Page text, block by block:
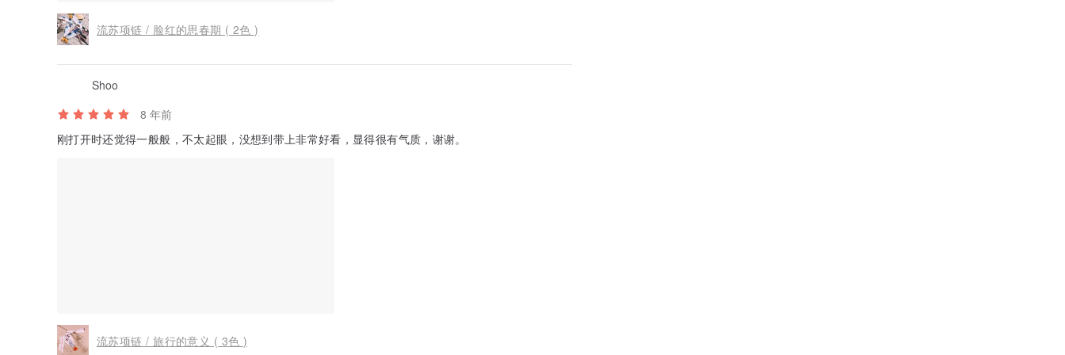
流苏项链 / 脸红的思春期 ( 2色 )
Shoo
8 年前
刚打开时还觉得一般般，不太起眼，没想到带上非常好看，显得很有气质，谢谢。
流苏项链 / 旅行的意义 ( 3色 )